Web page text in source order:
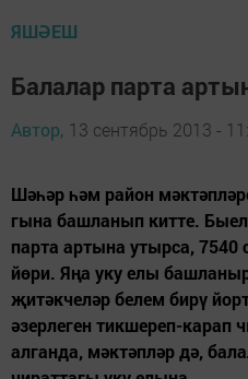
ЯШӘЕШ
Балалар парта
Автор, 13 сентябрь 2013 -
Шәһәр һәм район
гына башланып китте.
парта артына утырса,
йөри. Яңа уку елы
җитәкчеләр белем бирү
әзерлеген тикшереп-карап
алганда, мәктәпләр дә,